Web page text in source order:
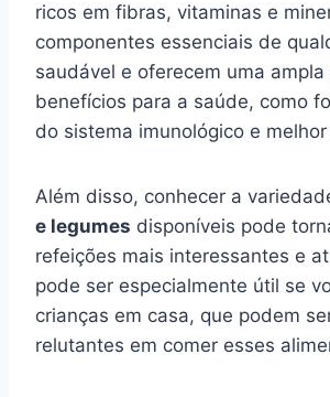
ricos em fibras, vitaminas e
componentes essenciais de
saudável e oferecem uma ampla
benefícios para a saúde, como
do sistema imunológico e
Além disso, conhecer a
e legumes disponíveis pode
refeições mais interessantes e
pode ser especialmente útil se
crianças em casa, que podem
relutantes em comer esses